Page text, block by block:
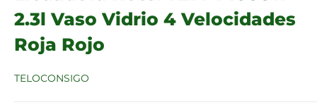
2.3l Vaso Vidrio 4 Velocidades
Roja Rojo
TELOCONSIGO